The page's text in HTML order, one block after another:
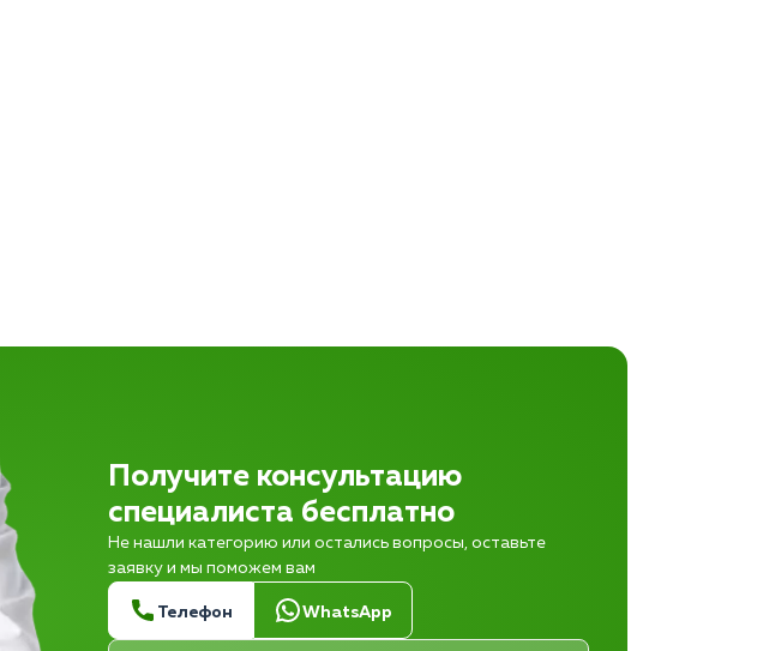
Получите консультацию
специалиста бесплатно
Не нашли категорию или остались вопросы, оставьте
заявку и мы поможем вам
Телефон WhatsApp